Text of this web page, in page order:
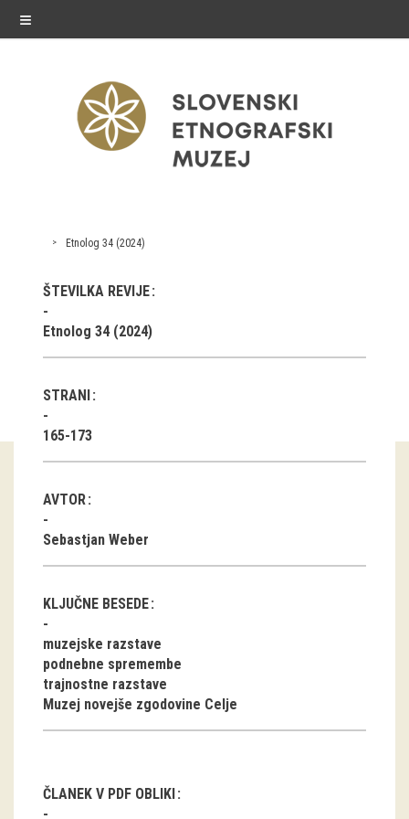
≡
exhibitions
Exhibitions in SEM
Past exhibitions
Virtual tours
public programme
Guided tours
Group visits
education
publications
Etnolog
Books
projects
Etnolog 34 (2024)
ŠTEVILKA REVIJE
Etnolog 34 (2024)
STRANI
165-173
AVTOR
Sebastjan Weber
KLJUČNE BESEDE
muzejske razstave
podnebne spremembe
trajnostne razstave
Muzej novejše zgodovine Celje
ČLANEK V PDF OBLIKI